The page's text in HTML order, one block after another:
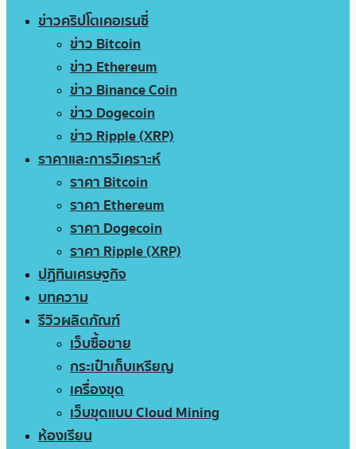
ข่าวคริปโตเคอเรนซี่
ข่าว Bitcoin
ข่าว Ethereum
ข่าว Binance Coin
ข่าว Dogecoin
ข่าว Ripple (XRP)
ราคาและการวิเคราะห์
ราคา Bitcoin
ราคา Ethereum
ราคา Dogecoin
ราคา Ripple (XRP)
ปฏิทินเศรษฐกิจ
บทความ
รีวิวผลิตภัณฑ์
เว็บซื้อขาย
กระเป๋าเก็บเหรียญ
เครื่องขุด
เว็บขุดแบบ Cloud Mining
ห้องเรียน